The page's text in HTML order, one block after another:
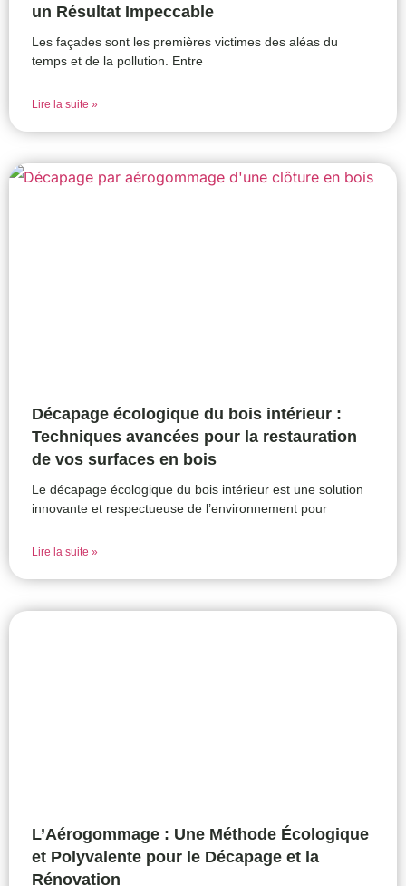
un Résultat Impeccable
Les façades sont les premières victimes des aléas du
temps et de la pollution. Entre
Lire la suite »
Décapage écologique du bois intérieur :
Techniques avancées pour la restauration
de vos surfaces en bois
Le décapage écologique du bois intérieur est une solution
innovante et respectueuse de l’environnement pour
Lire la suite »
L’Aérogommage : Une Méthode Écologique
et Polyvalente pour le Décapage et la
Rénovation